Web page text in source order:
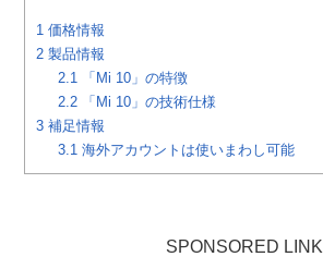
1 価格情報
2 製品情報
2.1 「Mi 10」の特徴
2.2 「Mi 10」の技術仕様
3 補足情報
3.1 海外アカウントは使いまわし可能
SPONSORED LINK